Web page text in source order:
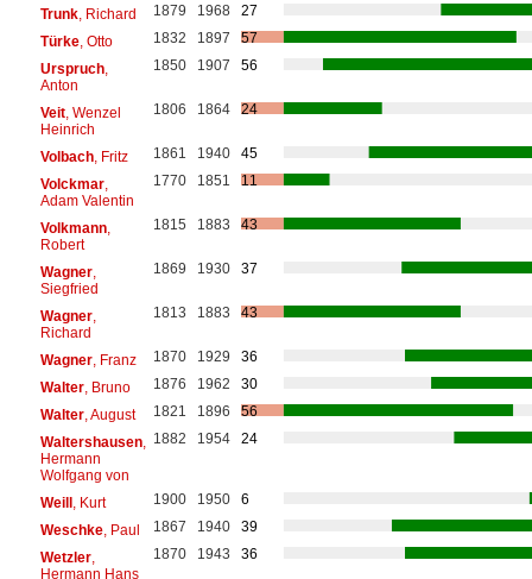
Trunk, Richard 1879 1968
27
Türke, Otto 1832 1897
57
Urspruch,
Anton
1850 1907 56
Veit, Wenzel
Heinrich
1806 1864 24
Volbach, Fritz 1861 1940
45
Volckmar,
Adam Valentin
1770 1851 11
Volkmann,
Robert
1815 1883 43
Wagner,
Siegfried
1869 1930 37
Wagner,
Richard
1813 1883 43
Wagner, Franz 1870 1929
36
Walter, Bruno 1876 1962
30
Walter, August 1821 1896
56
Waltershausen,
Hermann
Wolfgang von
1882 1954 24
Weill, Kurt 1900 1950
6
Weschke, Paul 1867 1940
39
Wetzler,
Hermann Hans
1870 1943 36